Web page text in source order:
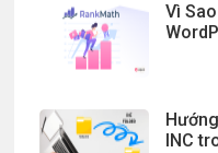
Vì
INC